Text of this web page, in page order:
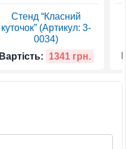
Стенд “Класний
куточок” (Артикул: 3-
0034)
Вартість:
1341 грн.